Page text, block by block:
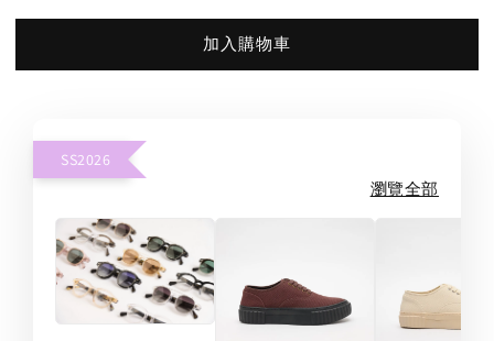
加入購物車
SS2026
瀏覽全部